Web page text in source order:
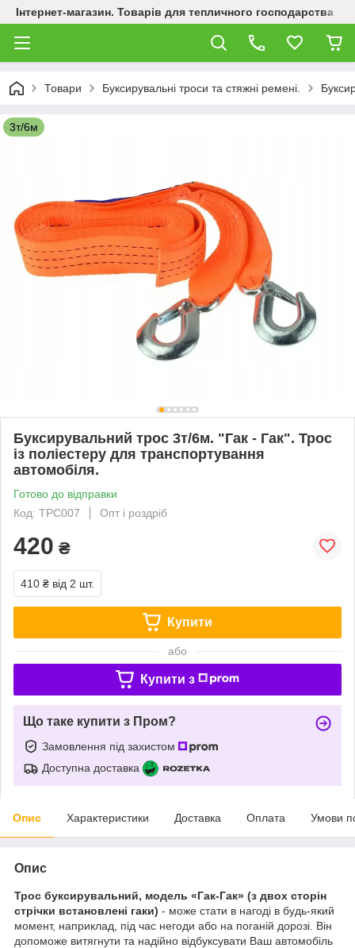
Інтернет-магазин. Товарів для тепличного господарства
Товари Буксирувальні троси та стяжні ремені.
3т/6м
Буксирувальний трос 3т/6м. "Гак - Гак". Трос
із поліестеру для транспортування
автомобіля.
Готово до відправки
Код: ТРС007
Опт і роздріб
420 ₴
410 ₴ від 2 шт.
Купити
або
Купити з
Що таке купити з Пром?
Замовлення під захистом
Доступна доставка
Опис Характеристики Доставка Оплата Умови
Опис
Трос буксирувальний, модель «Гак-Гак» (з двох сторін
стрічки встановлені гаки) - може стати в нагоді в будь-який
момент, наприклад, під час негоди або на поганій дорозі. Він
допоможе витягнути та надійно відбуксувати Ваш автомобіль